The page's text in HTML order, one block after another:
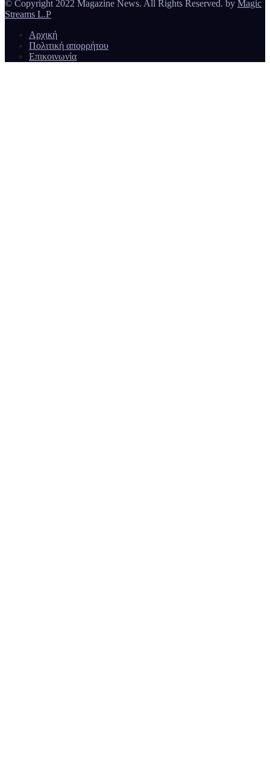
© Copyright 2022 Magazine News. All Rights Reserved. by Magic
Streams L.P
Αρχική
Πολιτική απορρήτου
Επικοινωνία